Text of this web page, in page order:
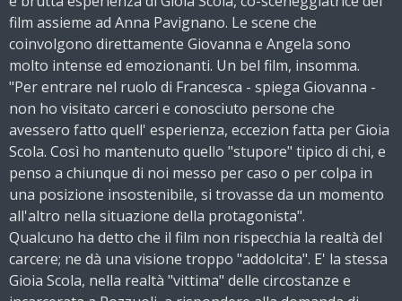
film assieme ad Anna Pavignano. Le scene che
coinvolgono direttamente Giovanna e Angela sono
molto intense ed emozionanti. Un bel film, insomma.
"Per entrare nel ruolo di Francesca - spiega Giovanna -
non ho visitato carceri e conosciuto persone che
avessero fatto quell' esperienza, eccezion fatta per Gioia
Scola. Così ho mantenuto quello "stupore" tipico di chi, e
penso a chiunque di noi messo per caso o per colpa in
una posizione insostenibile, si trovasse da un momento
all'altro nella situazione della protagonista".
Qualcuno ha detto che il film non rispecchia la realtà del
carcere; ne dà una visione troppo "addolcita". E' la stessa
Gioia Scola, nella realtà "vittima" delle circostanze e